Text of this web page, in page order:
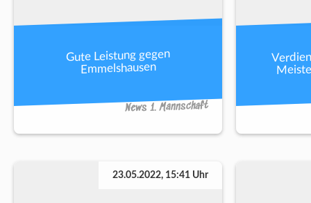
Gute Leistung gegen
Emmelshausen
News 1. Mannschaft
23.05.2022, 15:41 Uhr